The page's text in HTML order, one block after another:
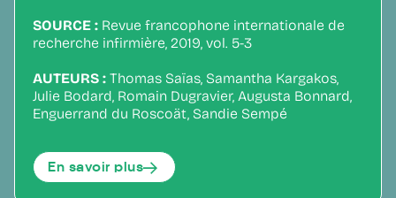
SOURCE : Revue francophone internationale de
recherche infirmière, 2019, vol. 5-3
AUTEURS : Thomas Saïas, Samantha Kargakos,
Julie Bodard, Romain Dugravier, Augusta Bonnard,
Enguerrand du Roscoät, Sandie Sempé
En savoir plus